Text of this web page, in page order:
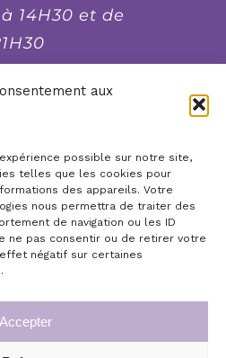
aux
possible sur notre site,
telles que les cookies pour
des appareils. Votre
nous permettra de traiter des
de navigation ou les ID
ne pas consentir ou de retirer votre
négatif sur certaines
Accepter
14H30 et de
et le
soir, mardi
soir
commander,
cadeaux repas
ligne